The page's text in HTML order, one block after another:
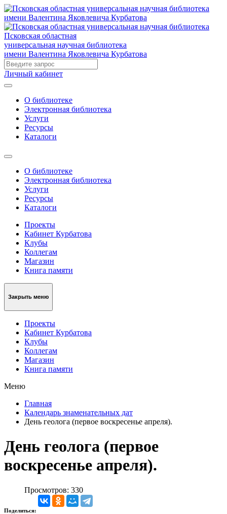
Псковская областная
универсальная научная библиотека
имени Валентина Яковлевича Курбатова
Личный кабинет
О библиотеке
Электронная библиотека
Услуги
Ресурсы
Каталоги
О библиотеке
Электронная библиотека
Услуги
Ресурсы
Каталоги
Проекты
Кабинет Курбатова
Клубы
Коллегам
Магазин
Книга памяти
Закрыть меню
Проекты
Кабинет Курбатова
Клубы
Коллегам
Магазин
Книга памяти
Меню
Главная
Календарь знаменательных дат
День геолога (первое воскресенье апреля).
День геолога (первое
воскресенье апреля).
Просмотров: 330
Поделиться: